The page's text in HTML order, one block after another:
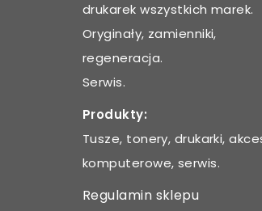
drukarek wszystkich marek.
Oryginały, zamienniki,
regeneracja.
Serwis.
Produkty:
Tusze, tonery, drukarki,
komputerowe, serwis.
Regulamin sklepu